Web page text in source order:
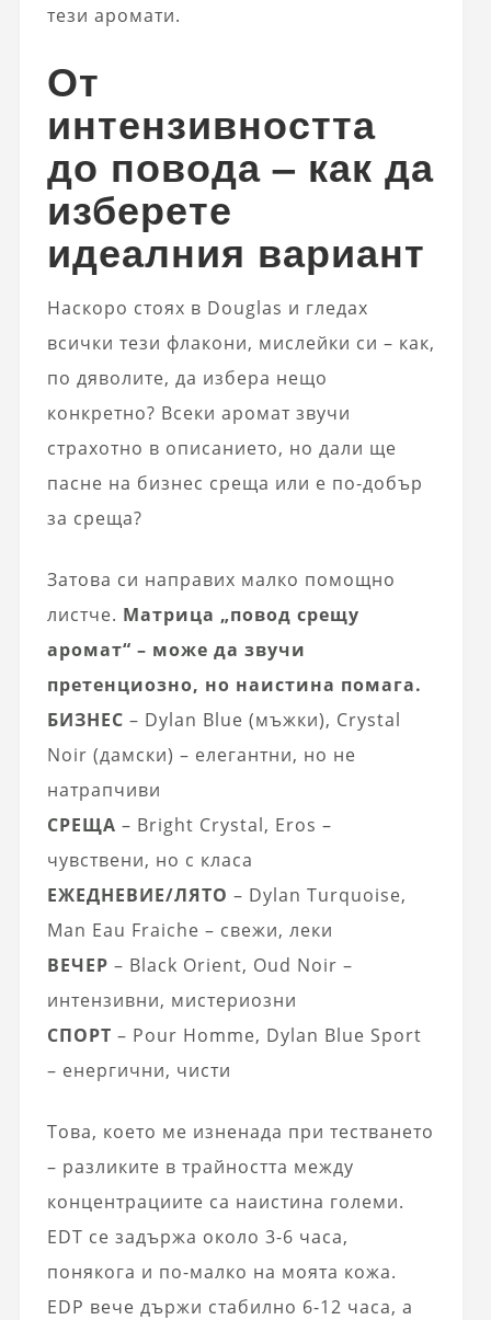
тези аромати.
От
интензивността
до повода – как да
изберете
идеалния вариант
Наскоро стоях в Douglas и гледах
всички тези флакони, мислейки си – как,
по дяволите, да избера нещо
конкретно? Всеки аромат звучи
страхотно в описанието, но дали ще
пасне на бизнес среща или е по-добър
за среща?
Затова си направих малко помощно
листче. Матрица „повод срещу
аромат“ – може да звучи
претенциозно, но наистина помага.
БИЗНЕС – Dylan Blue (мъжки), Crystal
Noir (дамски) – елегантни, но не
натрапчиви
СРЕЩА – Bright Crystal, Eros –
чувствени, но с класа
ЕЖЕДНЕВИЕ/ЛЯТО – Dylan Turquoise,
Man Eau Fraiche – свежи, леки
ВЕЧЕР – Black Orient, Oud Noir –
интензивни, мистериозни
СПОРТ – Pour Homme, Dylan Blue Sport
– енергични, чисти
Това, което ме изненада при тестването
– разликите в трайността между
концентрациите са наистина големи.
EDT се задържа около 3-6 часа,
понякога и по-малко на моята кожа.
EDP вече държи стабилно 6-12 часа, а